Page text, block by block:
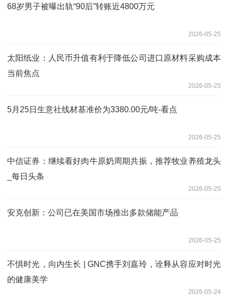
68岁男子被曝出轨“90后”转账近4800万元
2026-05-25
太阳纸业：人民币升值有利于降低公司进口原材料采购成本
当前焦点
2026-05-25
5月25日生意社线材基准价为3380.00元/吨-看点
2026-05-25
中信证券：继续看好肉牛原奶周期共振，推荐牧业养殖龙头
_每日头条
2026-05-25
安克创新：公司已在美国市场推出多款储能产品
2026-05-25
不惧时光，向内生长 | GNC携手刘嘉玲，诠释从容应对时光
的健康美学
2026-05-24